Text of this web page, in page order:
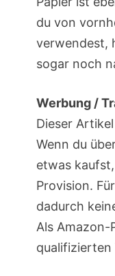
du von
verwendest,
sogar noch
Werbung /
Dieser
Wenn du
etwas
Provision.
dadurch
Als Amazon-
qualifizierten